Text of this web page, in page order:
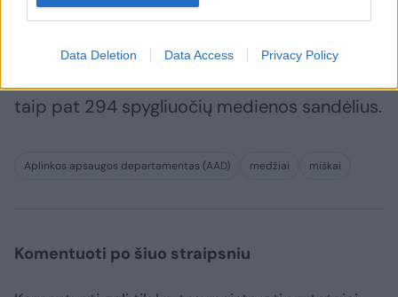
Data Deletion Data Access Privacy Policy
Patikrinimų metu aplinkosaugininkai iš viso
taip pat 294 spygliuočių medienos sandėlius.
Aplinkos apsaugos departamentas (AAD) medžiai miškai
Komentuoti po šiuo straipsniu